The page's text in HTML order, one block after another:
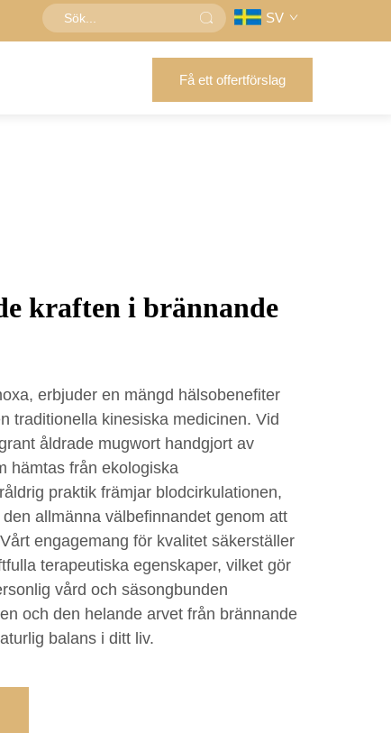
SV
Få ett offertförslag
kraften i brännande
erbjuder en mängd hälsobenefiter
traditionella kinesiska medicinen. Vid
åldrade mugwort handgjort av
hämtas från ekologiska
praktik främjar blodcirkulationen,
allmänna välbefinnandet genom att
engagemang för kvalitet säkerställer
terapeutiska egenskaper, vilket gör
vård och säsongbunden
och den helande arvet från brännande
balans i ditt liv.